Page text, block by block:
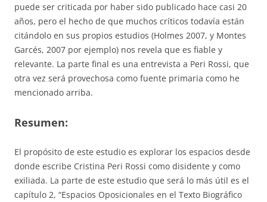
puede ser criticada por haber sido publicado hace casi 20
años, pero el hecho de que muchos críticos todavía están
citándolo en sus propios estudios (Holmes 2007, y Montes
Garcés, 2007 por ejemplo) nos revela que es fiable y
relevante. La parte final es una entrevista a Peri Rossi, que
otra vez será provechosa como fuente primaria como he
mencionado arriba.
Resumen:
El propósito de este estudio es explorar los espacios desde
donde escribe Cristina Peri Rossi como disidente y como
exiliada. La parte de este estudio que será lo más útil es el
capítulo 2, “Espacios Oposicionales en el Texto Biográfico